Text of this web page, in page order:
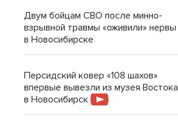
Двум бойцам СВО после минно-
взрывной травмы «оживили» нервы
в Новосибирске
Персидский ковер «108 шахов»
впервые вывезли из музея Востока
в Новосибирск